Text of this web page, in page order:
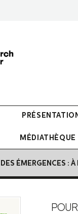
MÉDIATHÈQUE
ÉMERGENCES :